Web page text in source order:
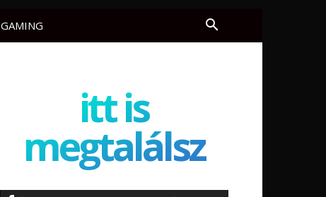
GAMING
itt is
megtalálsz